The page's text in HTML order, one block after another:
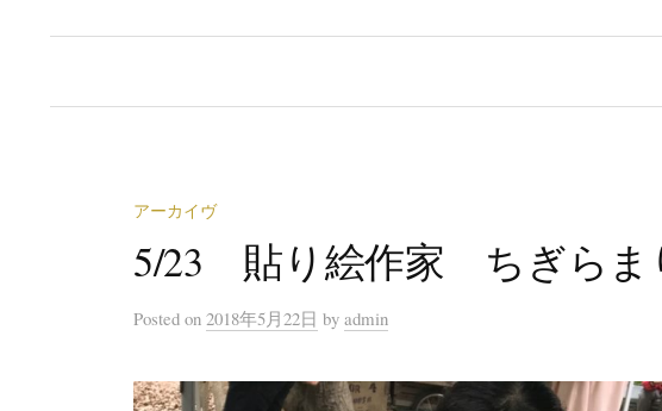
アーカイヴ
5/23 貼り絵作家 ちぎらま
Posted on 2018年5月22日 by admin